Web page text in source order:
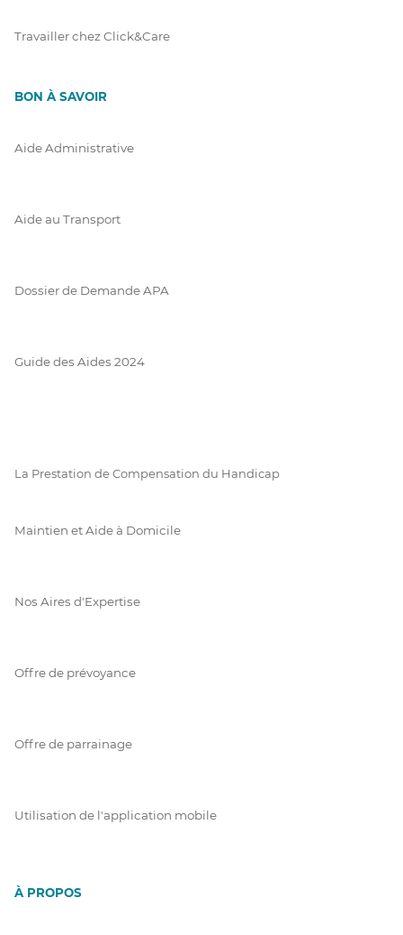
Travailler chez Click&Care
BON À SAVOIR
Aide Administrative
Aide au Transport
Dossier de Demande APA
Guide des Aides 2024
La Prestation de Compensation du Handicap
Maintien et Aide à Domicile
Nos Aires d'Expertise
Offre de prévoyance
Offre de parrainage
Utilisation de l'application mobile
À PROPOS